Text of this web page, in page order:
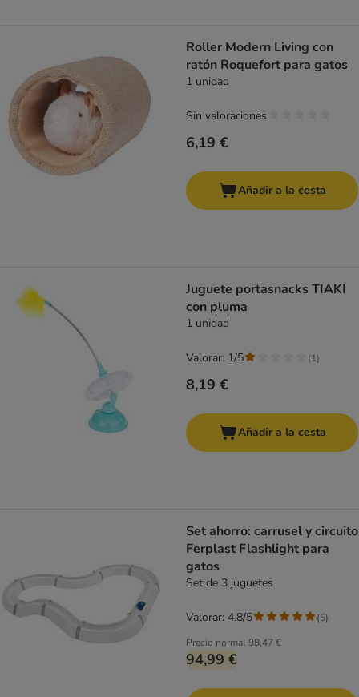
Roller Modern Living con
ratón Roquefort para gatos
1 unidad
6,19 €
Sin valoraciones
Añadir a la cesta
Juguete portasnacks TIAKI
con pluma
1 unidad
8,19 €
Valorar: 1/5 (1)
Añadir a la cesta
Set ahorro: carrusel y circuito
Ferplast Flashlight para
gatos
Set de 3 juguetes
Precio normal98,47 €
94,99 €
Valorar: 4.8/5 (5)